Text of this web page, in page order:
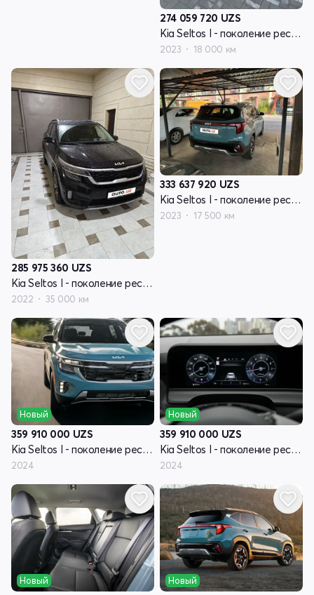
274 059 720 UZS
Kia Seltos I - поколение рестайлинг
2023 18 000 км
285 975 360 UZS
Kia Seltos I - поколение рестайлинг
2022 35 000 км
333 637 920 UZS
Kia Seltos I - поколение рестайлинг
2023 17 500 км
Новый
359 910 000 UZS
Kia Seltos I - поколение рестайлинг
2024
Новый
359 910 000 UZS
Kia Seltos I - поколение рестайлинг
2024
Новый Новый